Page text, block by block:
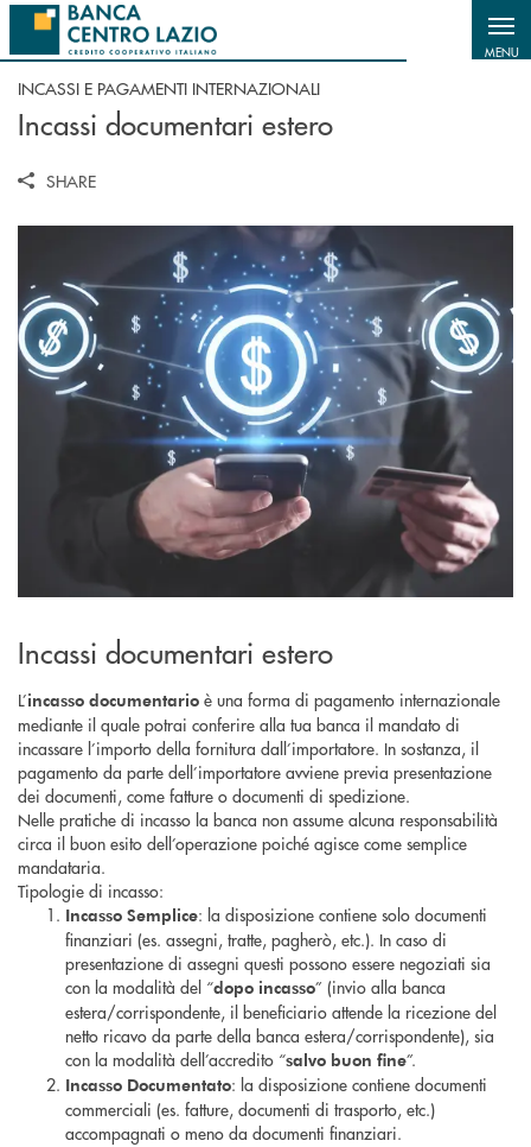
Salta al contenuto principale
MENU
INCASSI E PAGAMENTI INTERNAZIONALI
Incassi documentari estero
SHARE
Incassi documentari estero
L’incasso documentario è una forma di pagamento internazionale
mediante il quale potrai conferire alla tua banca il mandato di
incassare l’importo della fornitura dall’importatore. In sostanza, il
pagamento da parte dell’importatore avviene previa presentazione
dei documenti, come fatture o documenti di spedizione.
Nelle pratiche di incasso la banca non assume alcuna responsabilità
circa il buon esito dell’operazione poiché agisce come semplice
mandataria.
Tipologie di incasso:
Incasso Semplice: la disposizione contiene solo documenti
finanziari (es. assegni, tratte, pagherò, etc.). In caso di
presentazione di assegni questi possono essere negoziati sia
con la modalità del “dopo incasso” (invio alla banca
estera/corrispondente, il beneficiario attende la ricezione del
netto ricavo da parte della banca estera/corrispondente), sia
con la modalità dell’accredito “salvo buon fine”.
Incasso Documentato: la disposizione contiene documenti
commerciali (es. fatture, documenti di trasporto, etc.)
accompagnati o meno da documenti finanziari.